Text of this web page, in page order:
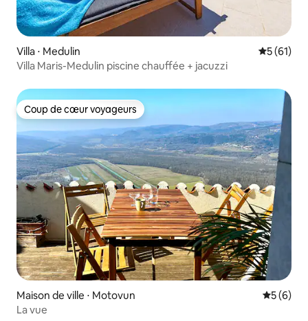
Villa ⋅ Medulin
5 (61)
Villa Maris-Medulin piscine chauffée + jacuzzi
Coup de cœur voyageurs
Coup de cœur voyageurs
Maison de ville ⋅ Motovun
5 (6)
La vue